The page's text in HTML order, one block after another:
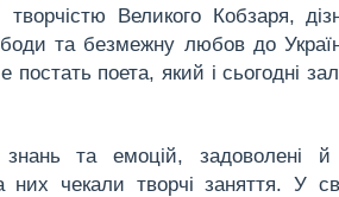
Великого Кобзаря,
та безмежну любов до
поета, який і сьогодні
та емоцій, задоволені
чекали творчі заняття. У